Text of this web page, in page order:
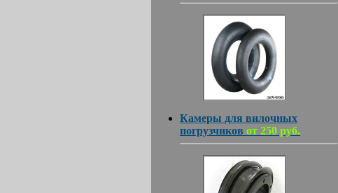
Камеры для вилочных
погрузчиков от 250 руб.